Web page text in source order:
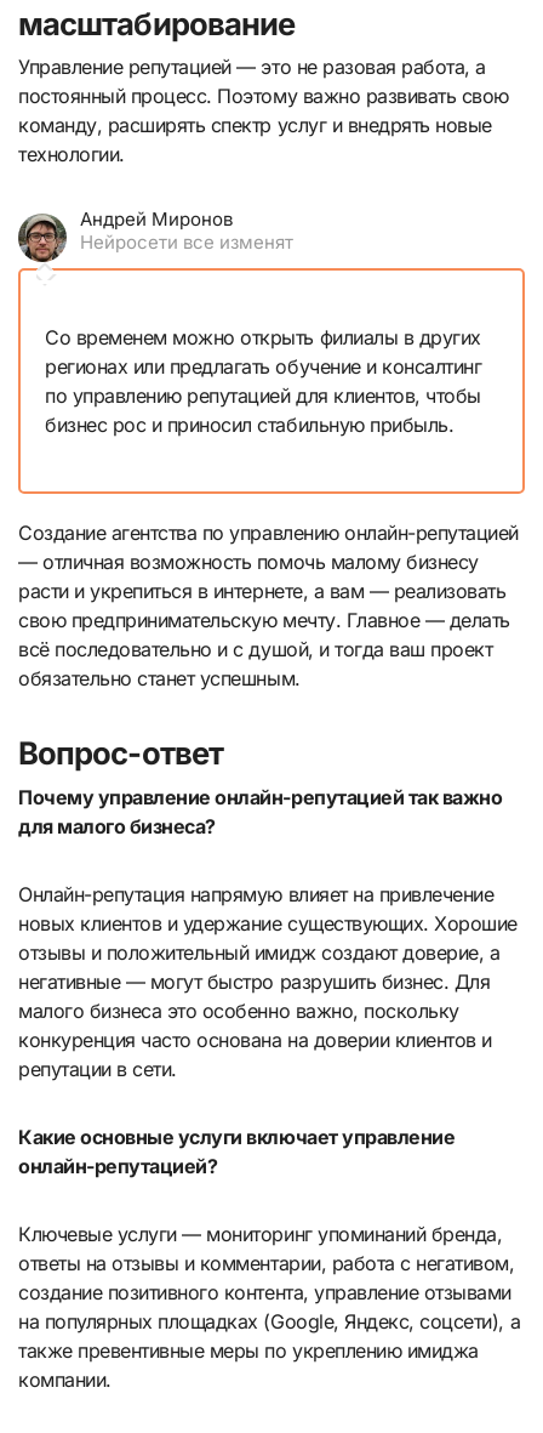
масштабирование
Управление репутацией — это не разовая работа, а
постоянный процесс. Поэтому важно развивать свою
команду, расширять спектр услуг и внедрять новые
технологии.
Андрей Миронов
Нейросети все изменят
Со временем можно открыть филиалы в других
регионах или предлагать обучение и консалтинг
по управлению репутацией для клиентов, чтобы
бизнес рос и приносил стабильную прибыль.
Создание агентства по управлению онлайн-репутацией
— отличная возможность помочь малому бизнесу
расти и укрепиться в интернете, а вам — реализовать
свою предпринимательскую мечту. Главное — делать
всё последовательно и с душой, и тогда ваш проект
обязательно станет успешным.
Вопрос-ответ
Почему управление онлайн-репутацией так важно
для малого бизнеса?
Онлайн-репутация напрямую влияет на привлечение
новых клиентов и удержание существующих. Хорошие
отзывы и положительный имидж создают доверие, а
негативные — могут быстро разрушить бизнес. Для
малого бизнеса это особенно важно, поскольку
конкуренция часто основана на доверии клиентов и
репутации в сети.
Какие основные услуги включает управление
онлайн-репутацией?
Ключевые услуги — мониторинг упоминаний бренда,
ответы на отзывы и комментарии, работа с негативом,
создание позитивного контента, управление отзывами
на популярных площадках (Google, Яндекс, соцсети), а
также превентивные меры по укреплению имиджа
компании.